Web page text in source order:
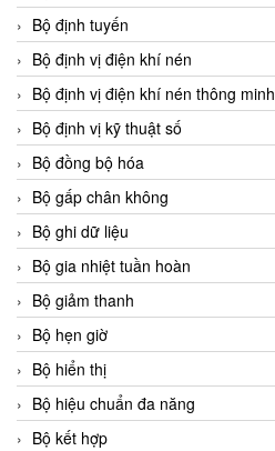
Bộ định tuyến
Bộ định vị điện khí nén
Bộ định vị điện khí nén thông minh
Bộ định vị kỹ thuật số
Bộ đồng bộ hóa
Bộ gấp chân không
Bộ ghi dữ liệu
Bộ gia nhiệt tuần hoàn
Bộ giảm thanh
Bộ hẹn giờ
Bộ hiển thị
Bộ hiệu chuẩn đa năng
Bộ kết hợp